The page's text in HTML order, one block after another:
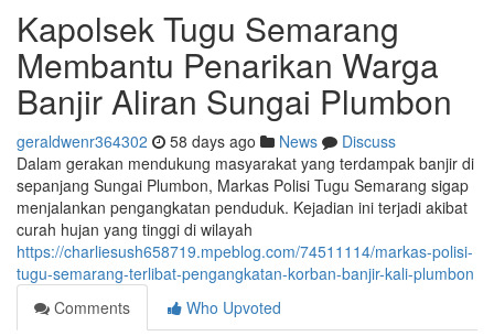
Kapolsek Tugu Semarang
Membantu Penarikan Warga
Banjir Aliran Sungai Plumbon
geraldwenr364302 58 days ago News
Discuss
Dalam gerakan mendukung masyarakat yang terdampak banjir di
sepanjang Sungai Plumbon, Markas Polisi Tugu Semarang sigap
menjalankan pengangkatan penduduk. Kejadian ini terjadi akibat
curah hujan yang tinggi di wilayah
https://charliesush658719.mpeblog.com/74511114/markas-polisi-
tugu-semarang-terlibat-pengangkatan-korban-banjir-kali-plumbon
Comments
Who Upvoted